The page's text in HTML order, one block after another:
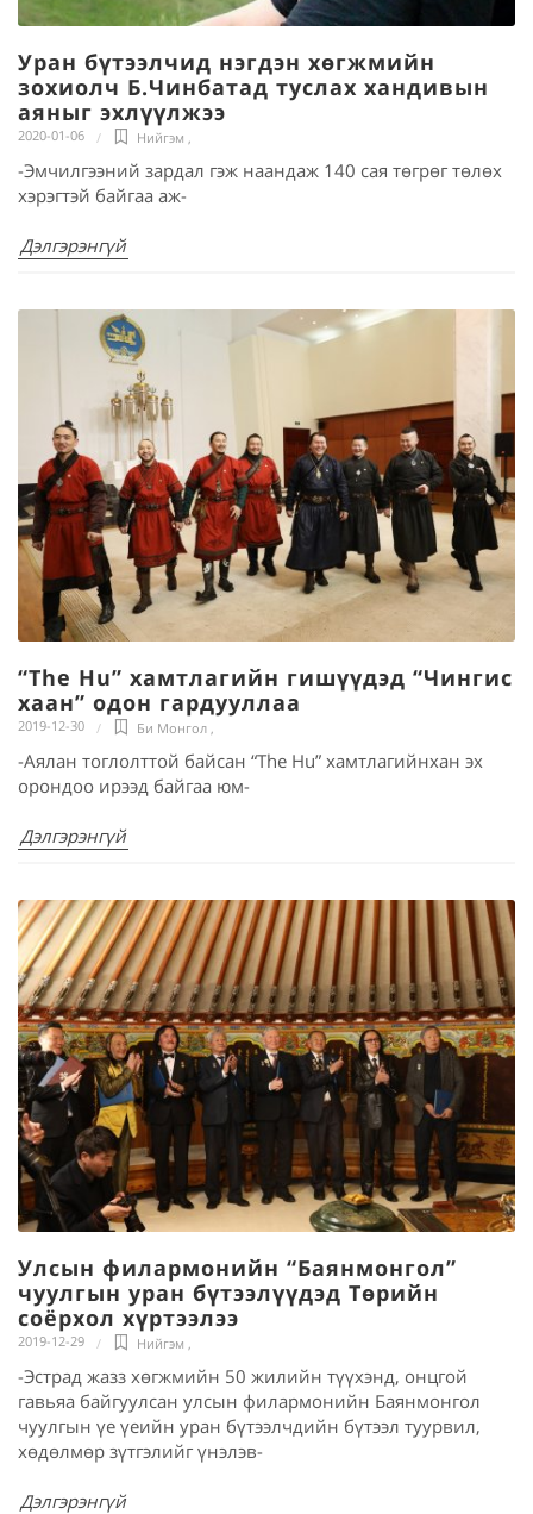
Уран бүтээлчид нэгдэн хөгжмийн
зохиолч Б.Чинбатад туслах хандивын
аяныг эхлүүлжээ
2020-01-06 Нийгэм ,
-Эмчилгээний зардал гэж наандаж 140 сая төгрөг төлөх
хэрэгтэй байгаа аж-
Дэлгэрэнгүй
“The Hu” хамтлагийн гишүүдэд “Чингис
хаан” одон гардууллаа
2019-12-30 Би Монгол ,
-Аялан тоглолттой байсан “The Hu” хамтлагийнхан эх
орондоо ирээд байгаа юм-
Дэлгэрэнгүй
Улсын филармонийн “Баянмонгол”
чуулгын уран бүтээлүүдэд Төрийн
соёрхол хүртээлээ
2019-12-29 Нийгэм ,
-Эстрад жазз хөгжмийн 50 жилийн түүхэнд, онцгой
гавьяа байгуулсан улсын филармонийн Баянмонгол
чуулгын үе үеийн уран бүтээлчдийн бүтээл туурвил,
хөдөлмөр зүтгэлийг үнэлэв-
Дэлгэрэнгүй